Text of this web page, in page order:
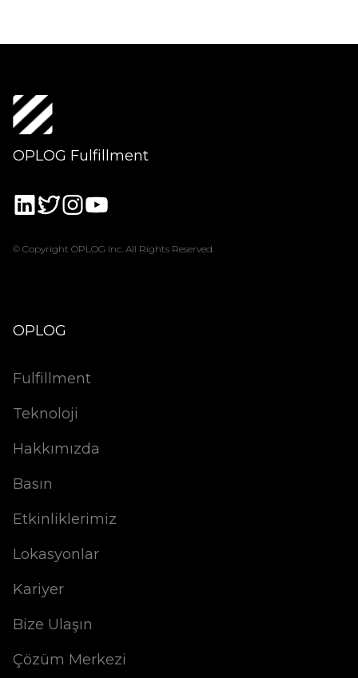
OPLOG Fulfillment
© Copyright OPLOG Inc. All Rights Reserved.
OPLOG
Fulfillment
Teknoloji
Hakkımızda
Basın
Etkinliklerimiz
Lokasyonlar
Kariyer
Bize Ulaşın
Çözüm Merkezi